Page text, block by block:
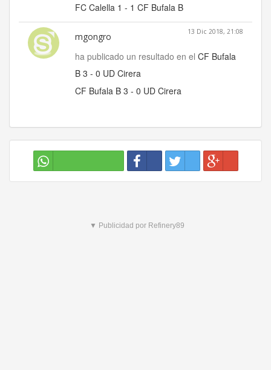
FC Calella 1 - 1 CF Bufala B
mgongro 13 Dic 2018, 21:08
ha publicado un resultado en el CF Bufala
B 3 - 0 UD Cirera
CF Bufala B 3 - 0 UD Cirera
▼ Publicidad por Refinery89